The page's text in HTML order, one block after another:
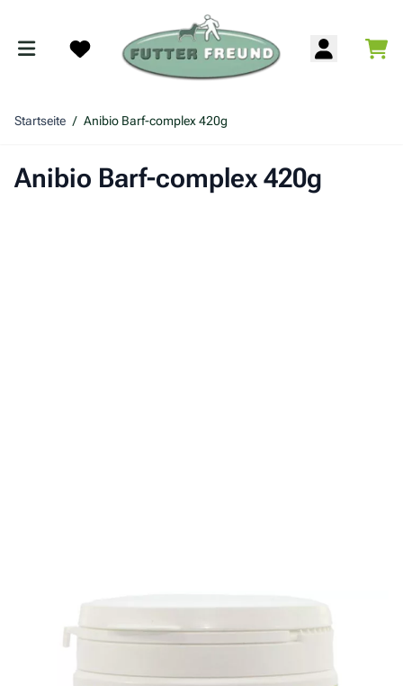
Startseite / Anibio Barf-complex 420g
Anibio Barf-complex 420g
Barf-complex von Anibio versorgt den Hund wie auch die
Katze mit allen notwendigen Vitaminen und